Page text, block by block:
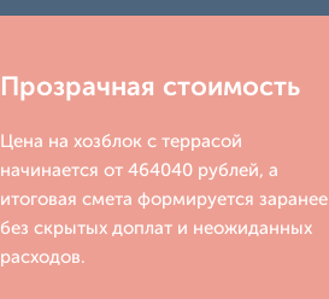
Прозрачная стоимость
Цена на хозблок с террасой
начинается от 464040 рублей, а
итоговая смета формируется заранее
без скрытых доплат и неожиданных
расходов.